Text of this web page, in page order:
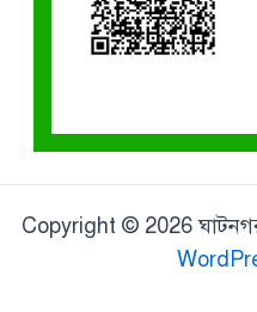
Copyright © 2026